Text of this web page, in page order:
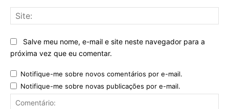
Salve meu nome, e-mail e site neste navegador para a
próxima vez que eu comentar.
Notifique-me sobre novos comentários por e-mail.
Notifique-me sobre novas publicações por e-mail.